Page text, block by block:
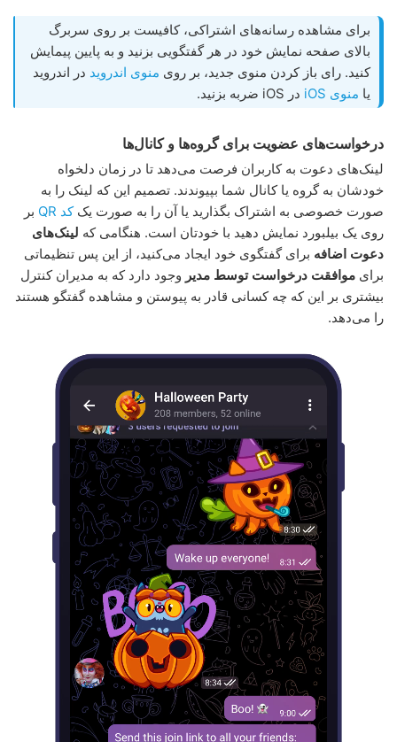
برای مشاهده رسانه‌های اشتراکی، کافیست بر روی سربرگ
بالای صفحه نمایش خود در هر گفتگویی بزنید و به پایین پیمایش
کنید. رای باز کردن منوی جدید، بر روی منوی اندروید در اندروید
یا منوی iOS در iOS ضربه بزنید.
درخواست‌های عضویت برای گروه‌ها و کانال‌ها
لینک‌های دعوت به کاربران فرصت می‌دهد تا در زمان دلخواه
خودشان به گروه یا کانال شما بپیوندند. تصمیم این که لینک را به
صورت خصوصی به اشتراک بگذارید یا آن را به صورت یککد QR
بر
روی یک بیلبورد نمایش دهید با خودتان است. هنگامی که لینک‌های
دعوت اضافه برای گفتگوی خود ایجاد می‌کنید، از این پس تنظیماتی
برای موافقت درخواست توسط مدیر وجود دارد که به مدیران کنترل
بیشتری بر این که چه کسانی قادر به پیوستن و مشاهده گفتگو هستند
را می‌دهد.